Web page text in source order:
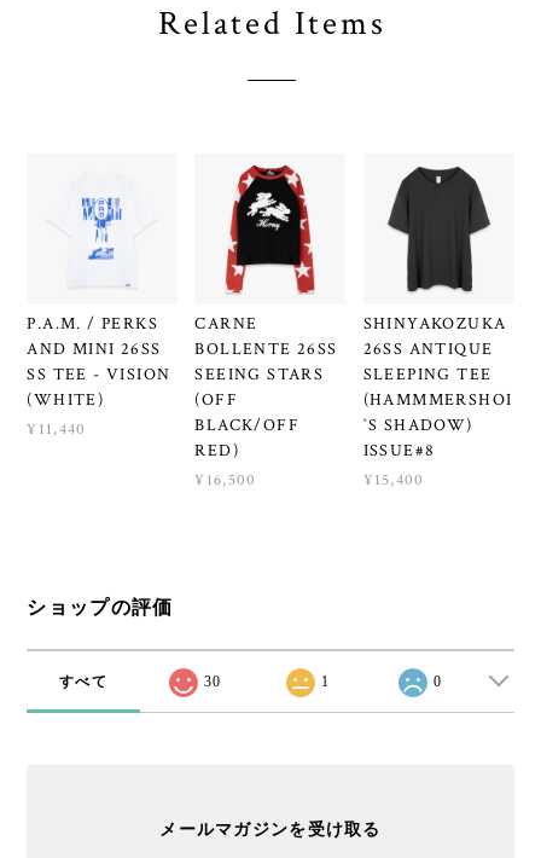
Related Items
P.A.M. / PERKS
AND MINI 26SS
SS TEE - VISION
(WHITE)
¥11,440
CARNE
BOLLENTE 26SS
SEEING STARS
(OFF
BLACK/OFF
RED)
¥16,500
SHINYAKOZUKA
26SS ANTIQUE
SLEEPING TEE
(HAMMMERSHOI
`S SHADOW)
ISSUE#8
¥15,400
ショップの評価
すべて 30 1 0
メールマガジンを受け取る